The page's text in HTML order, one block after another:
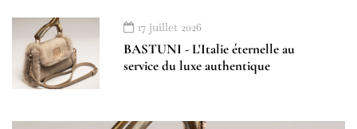
17 juillet 2026
BASTUNI - L'Italie éternelle au
service du luxe authentique